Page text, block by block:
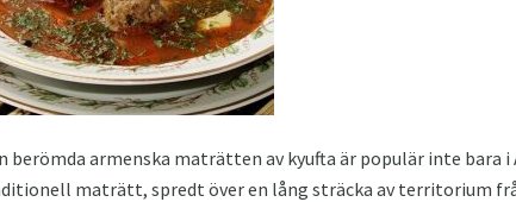
berömda armenska maträtten av kyufta är populär inte bara
maträtt, spredt över en lång sträcka av territorium